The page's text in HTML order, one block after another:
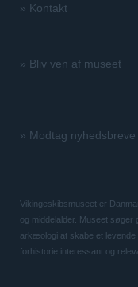
» Kontakt
» Bliv ven af museet
» Modtag nyhedsbreve
Vikingeskibsmuseet er
og middelalder. Museet søger
arkæologi at skabe et
forhistorie interessant og